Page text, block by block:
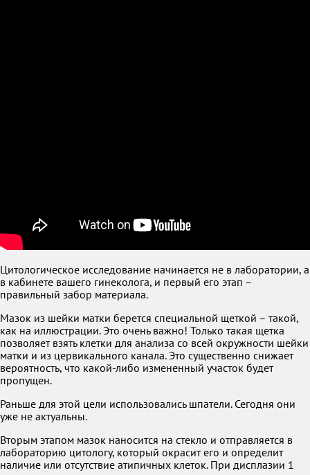
Цитологическое исследование начинается не в лаборатории, а
в кабинете вашего гинеколога, и первый его этап –
правильный забор материала.
Мазок из шейки матки берется специальной щеткой – такой,
как на иллюстрации. Это очень важно! Только такая щетка
позволяет взять клетки для анализа со всей окружности шейки
матки и из цервикального канала. Это существенно снижает
вероятность, что какой-либо измененный участок будет
пропущен.
Раньше для этой цели использовались шпатели. Сегодня они
уже не актуальны.
Вторым этапом мазок наносится на стекло и отправляется в
лабораторию цитологу, который окрасит его и определит
наличие или отсутствие атипичных клеток. При дисплазии 1